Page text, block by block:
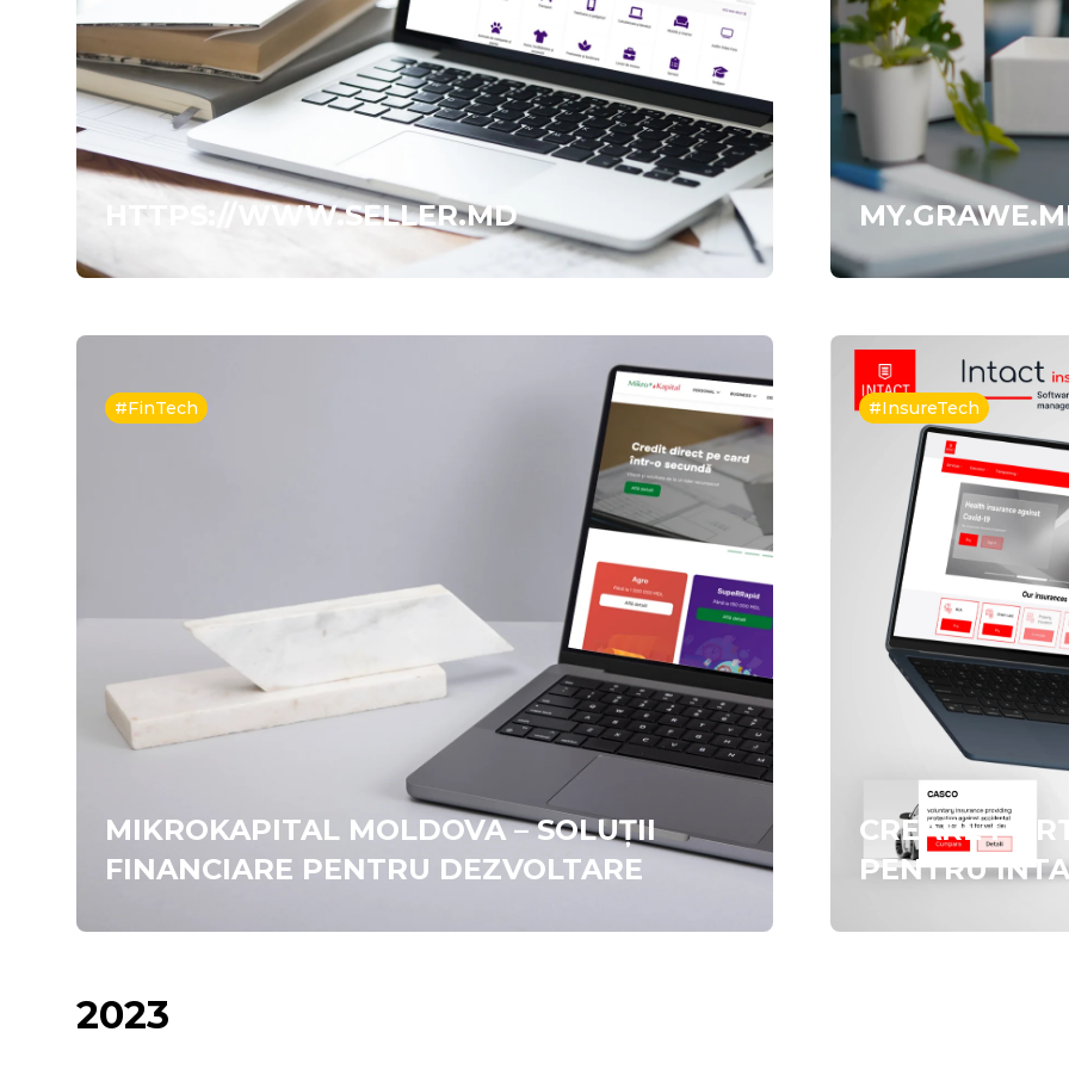
HTTPS://WWW.SELLER.MD
#FinTech
MIKROKAPITAL MOLDOVA – SOLUȚII
FINANCIARE PENTRU DEZVOLTARE
#InsureTech
CREARE
PENTRU
2023